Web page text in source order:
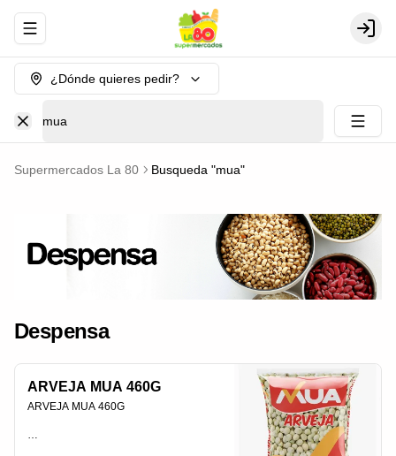
Abrir menu de navegación Login
¿Dónde quieres pedir?
mua
Supermercados La 80 Busqueda "mua"
Despensa
ARVEJA MUA 460G
ARVEJA MUA 460G